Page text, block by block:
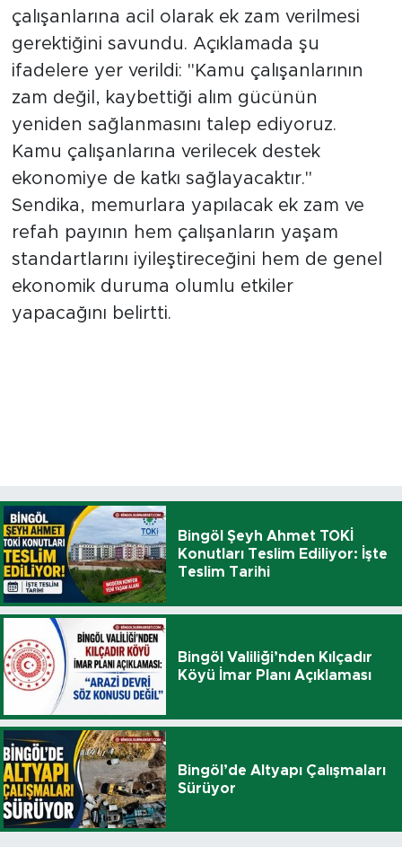
çalışanlarına acil olarak ek zam verilmesi
gerektiğini savundu. Açıklamada şu
ifadelere yer verildi: "Kamu çalışanlarının
zam değil, kaybettiği alım gücünün
yeniden sağlanmasını talep ediyoruz.
Kamu çalışanlarına verilecek destek
ekonomiye de katkı sağlayacaktır."
Sendika, memurlara yapılacak ek zam ve
refah payının hem çalışanların yaşam
standartlarını iyileştireceğini hem de genel
ekonomik duruma olumlu etkiler
yapacağını belirtti.
Bingöl Şeyh Ahmet TOKİ
Konutları Teslim Ediliyor: İşte
Teslim Tarihi
Bingöl Valiliği’nden Kılçadır
Köyü İmar Planı Açıklaması
Bingöl’de Altyapı Çalışmaları
Sürüyor